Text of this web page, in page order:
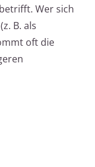
Wer sich
B. als
oft die